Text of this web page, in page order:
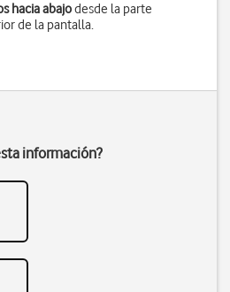
hacia abajodesde la parte
de la pantalla.
información?